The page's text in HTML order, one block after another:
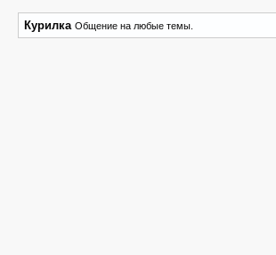
Курилка Общение на любые темы.